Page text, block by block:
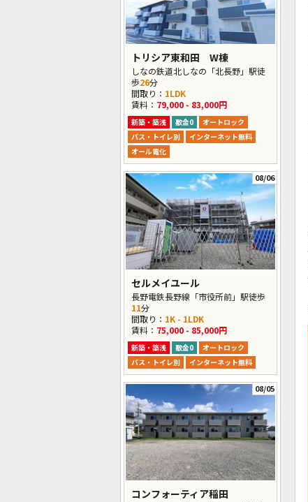
トリシア東和田 W棟
しなの鉄道北しなの「北長野」駅徒
歩26分
間取り： 1LDK
賃料： 79,000 - 83,000円
新築・築浅 敷金0
オートロック
バス・トイレ別
インターネット無料
オール電化
08/06
セルメイユール
長野電鉄長野線「市役所前」駅徒歩
11分
間取り： 1K - 1LDK
賃料： 75,000 - 85,000円
新築・築浅 敷金0
オートロック
バス・トイレ別
インターネット無料
08/05
コンフォーティア稲田